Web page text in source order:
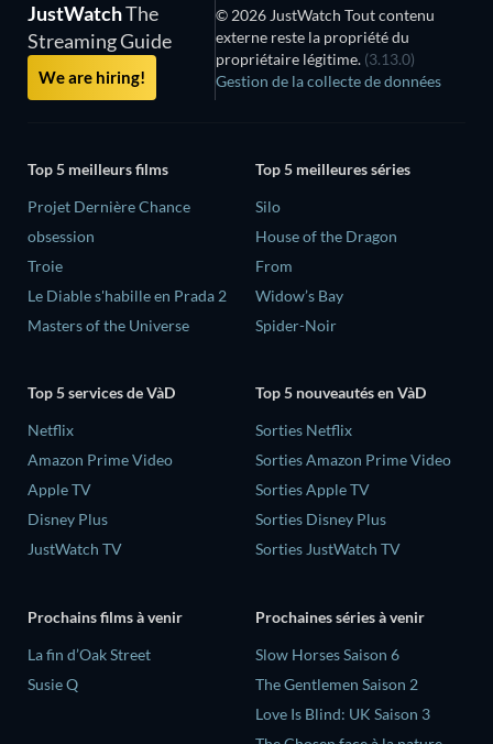
JustWatchThe
Streaming Guide
We are hiring!
© 2026 JustWatch Tout contenu
externe reste la propriété du
propriétaire légitime. (3.13.0)
Gestion de la collecte de données
Top 5 meilleurs films
Projet Dernière Chance
obsession
Troie
Le Diable s'habille en Prada 2
Masters of the Universe
Top 5 meilleures séries
Silo
House of the Dragon
From
Widow’s Bay
Spider-Noir
Top 5 services de VàD
Netflix
Amazon Prime Video
Apple TV
Disney Plus
JustWatch TV
Top 5 nouveautés en VàD
Sorties Netflix
Sorties Amazon Prime Video
Sorties Apple TV
Sorties Disney Plus
Sorties JustWatch TV
Prochains films à venir
La fin d’Oak Street
Susie Q
Prochaines séries à venir
Slow Horses Saison 6
The Gentlemen Saison 2
Love Is Blind: UK Saison 3